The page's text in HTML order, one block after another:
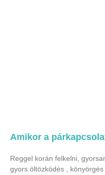
Amikor a
Reggel korán felkelni,
gyors öltözködés ,